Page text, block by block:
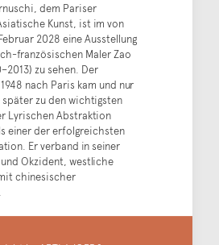
dem Pariser
Kunst, ist im von
2028 eine Ausstellung
französischen Maler Zao
zu sehen. Der
nach Paris kam und nur
später zu den wichtigsten
Lyrischen Abstraktion
einer der erfolgreichsten
Er verband in seiner
Okzident, westliche
chinesischer